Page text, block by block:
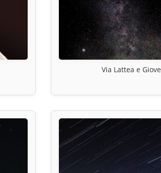
Via Lattea e Giove